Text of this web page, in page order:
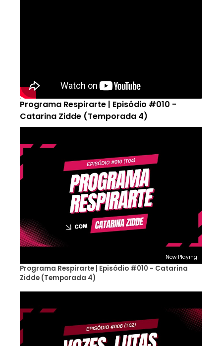
Programa Respirarte | Episódio #010 -
Catarina Zidde (Temporada 4)
Now Playing
Programa Respirarte | Episódio #010 - Catarina
Zidde (Temporada 4)